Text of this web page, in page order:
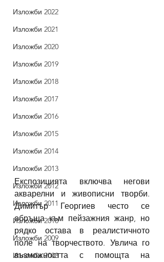
Изложби 2022
Изложби 2021
Изложби 2020
Изложби 2019
Изложби 2018
Изложби 2017
Изложби 2016
Изложби 2015
Изложби 2014
Изложби 2013
Изложби 2012
Изложби 2011
Изложби 2010
Изложби 2009
Изложби 2008
Експозицията включва негови
акварелни и живописни творби.
Димитър Георгиев често се
обръща към пейзажния жанр, но
рядко остава в реалистичното
поле на творчеството. Увлича го
възможността с помощта на